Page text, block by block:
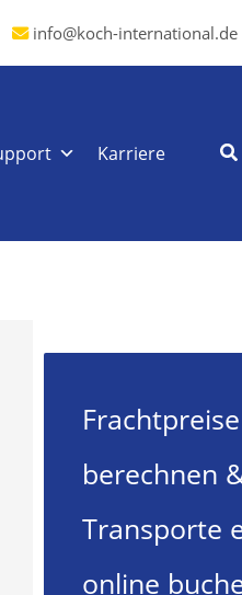
info@koch-international.de
Karriere
berechnen
Transporte
online